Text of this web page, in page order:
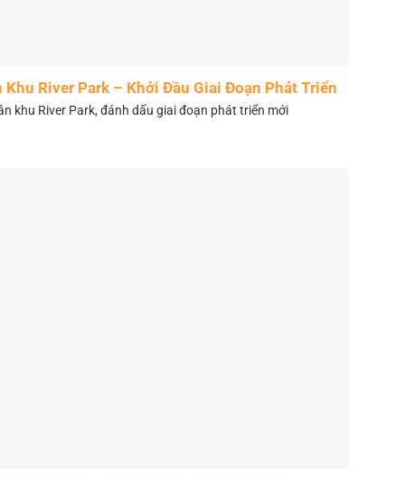
Khu River Park – Khởi Đầu Giai Đoạn Phát Triển
Mới
khu River Park, đánh dấu giai đoạn phát triển mới